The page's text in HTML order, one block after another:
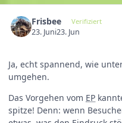
Frisbee Verifiziert
23. Juni23. Jun
Ja, echt spannend, wie
umgehen.
Das Vorgehen vom EP
spitze! Denn: wenn